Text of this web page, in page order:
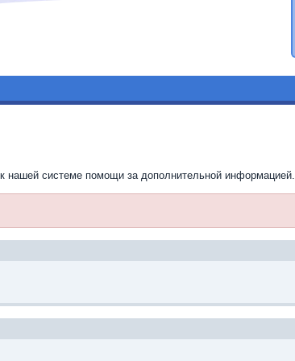
нашей системе помощи за дополнительной информацией.